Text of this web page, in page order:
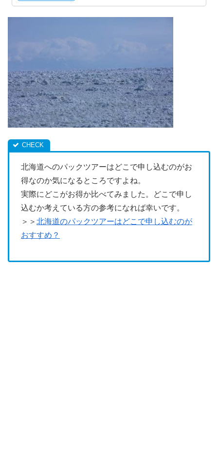
北海道へのパックツアーはどこで申し込むのがお
得なのか気になるところですよね。
実際にどこがお得か比べてみました。どこで申し
込むか考えている方の参考になれば幸いです。
＞＞ 北海道のパックツアーはどこで申し込むのが
おすすめ？